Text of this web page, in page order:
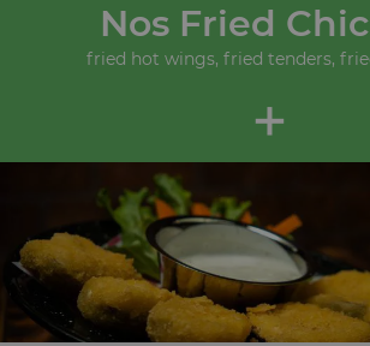
Nos Fried
fried hot wings, fried tenders,
+